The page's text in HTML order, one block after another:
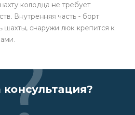
колодца не требует
Внутренняя часть - борт
шахты, снаружи люк крепится к